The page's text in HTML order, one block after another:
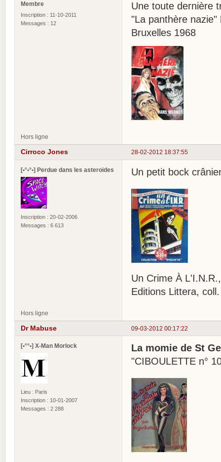
Membre
Inscription : 11-10-2011
Messages : 12
Une toute dernière
"La panthère nazie"
Bruxelles 1968
Hors ligne
28-02-2012 18:37:55
Cirroco Jones
[•°•°•] Perdue dans les asteroïdes
Inscription : 20-02-2006
Messages : 6 613
Un petit bock
Un Crime À
Editions Littera,
Hors ligne
09-03-2012 00:17:22
Dr Mabuse
[•°°•] X-Man Morlock
Lieu : Paris
Inscription : 10-01-2007
Messages : 2 288
La momie de St
"CIBOULETTE n°